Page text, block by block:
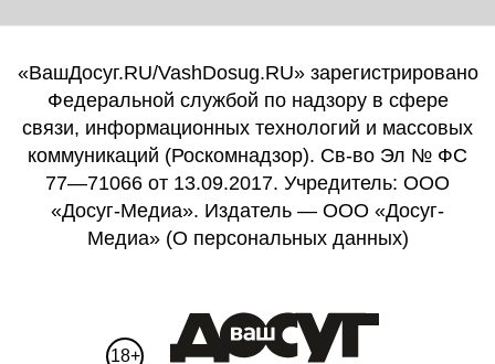
«ВашДосуг.RU/VashDosug.RU» зарегистрировано
Федеральной службой по надзору в сфере
связи, информационных технологий и массовых
коммуникаций (Роскомнадзор). Св-во Эл № ФС
77—71066 от 13.09.2017. Учредитель: ООО
«Досуг-Медиа». Издатель — ООО «Досуг-
Медиа» (О персональных данных)
18+